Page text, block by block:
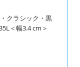
クラシック・黒
＜幅3.4 cm＞